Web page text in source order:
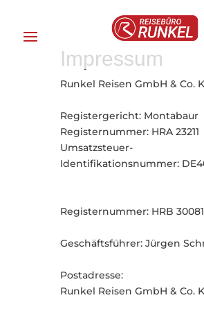
Impressum
Runkel Reisen GmbH & Co.
Registergericht: Montabaur
Registernummer: HRA 23211
Umsatzsteuer-
Identifikationsnummer:
Registernummer: HRB 30081
Geschäftsführer: Jürgen
Postadresse:
Runkel Reisen GmbH & Co.